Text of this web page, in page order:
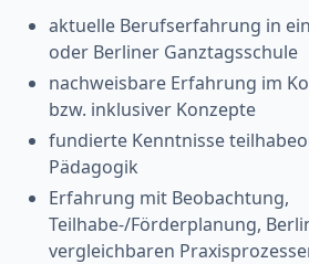
aktuelle Berufserfahrung in
oder Berliner Ganztagsschule
nachweisbare Erfahrung im
bzw. inklusiver Konzepte
fundierte Kenntnisse
Pädagogik
Erfahrung mit Beobachtung,
Teilhabe-/Förderplanung,
vergleichbaren